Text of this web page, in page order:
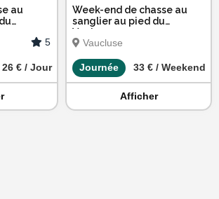
au
5
26 € / Jour
Week-end de chasse au
sanglier au pied du
Ventoux
Vaucluse
Journée 33 € / Weekend
Afficher